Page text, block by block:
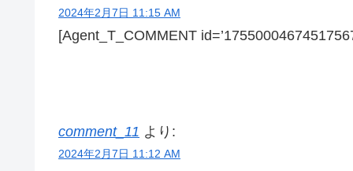
2024年2月7日 11:15 AM
[Agent_T_COMMENT
comment_11 より:
2024年2月7日 11:12 AM